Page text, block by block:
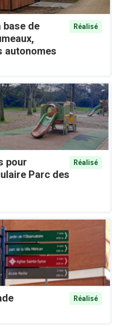
base de
autonomes
Réalisé
pour
Parc des
Réalisé
Réalisé